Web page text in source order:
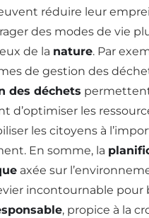
réduire leur
des modes de vie
de la nature. Par
de gestion des
des déchets
d’optimiser les
les citoyens à
En somme, la
axée sur
incontournable pour
, propice à la